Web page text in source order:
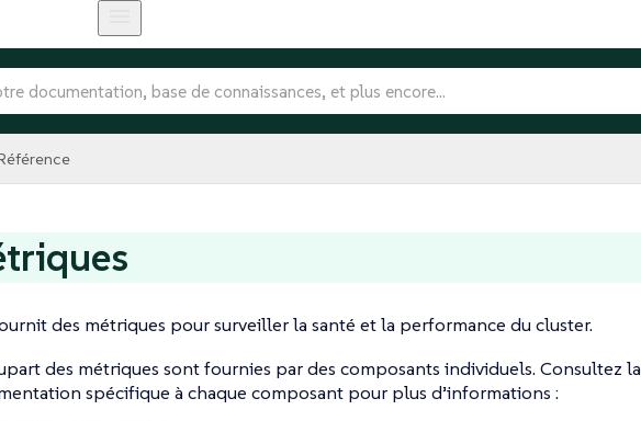
des métriques pour surveiller la santé et la performance du cluster.
des métriques sont fournies par des composants individuels. Consultez la
spécifique à chaque composant pour plus d’informations :